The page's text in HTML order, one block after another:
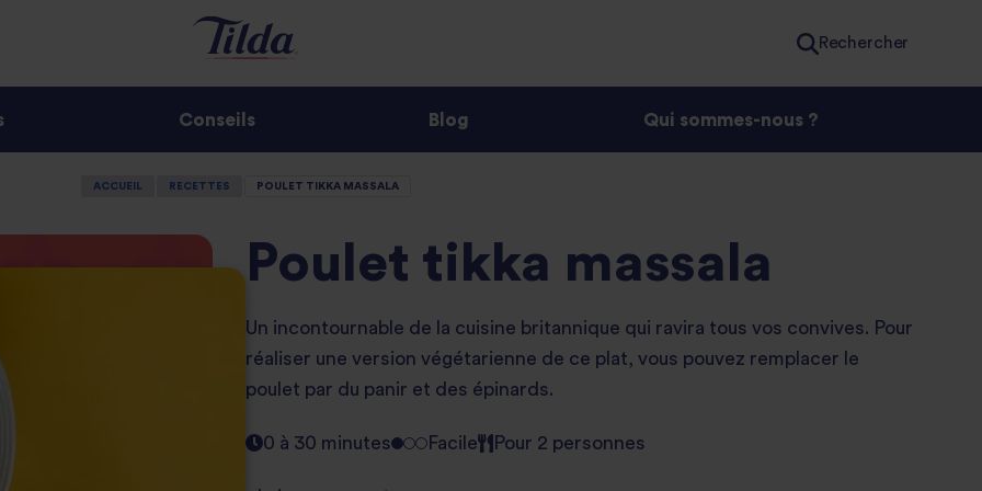
Rechercher
Conseils Blog Qui sommes-nous ?
ACCUEIL RECETTES POULET TIKKA MASSALA
Poulet tikka massala
Un incontournable de la cuisine britannique qui ravira tous vos convives. Pour
réaliser une version végétarienne de ce plat, vous pouvez remplacer le
poulet par du panir et des épinards.
0 à 30 minutes Facile Pour 2 personnes